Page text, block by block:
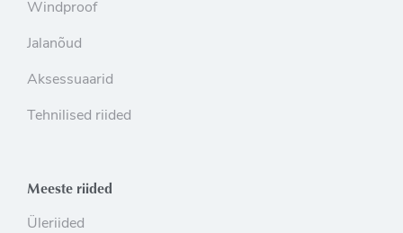
Windproof
Jalanõud
Aksessuaarid
Tehnilised riided
Meeste riided
Üleriided